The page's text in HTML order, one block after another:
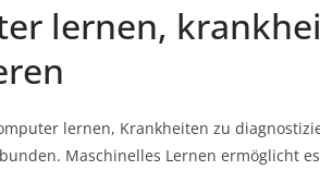
lernen,
lernen, Krankheiten zu
Maschinelles Lernen ermöglicht